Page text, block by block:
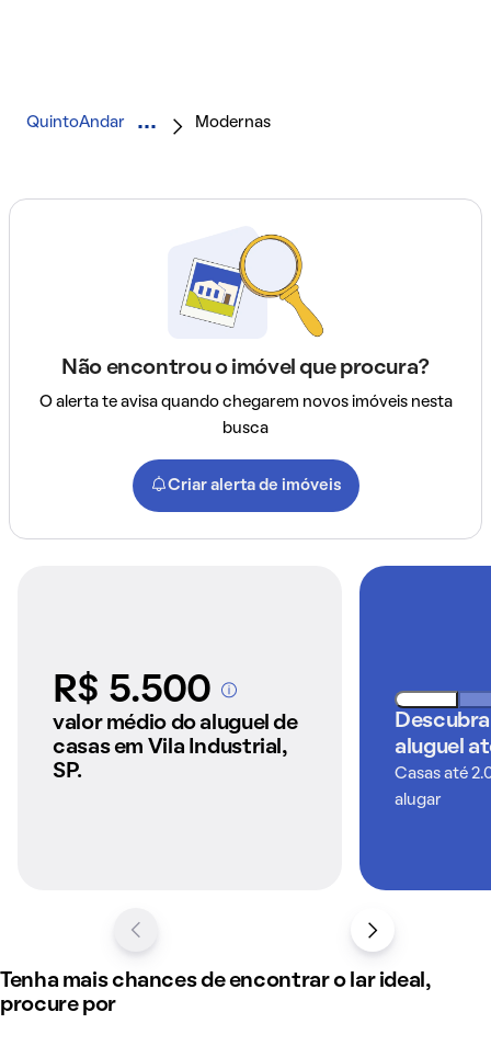
QuintoAndar Modernas
Não encontrou o imóvel que procura?
O alerta te avisa quando chegarem novos imóveis nesta
busca
Criar alerta de imóveis
R$ 5.500A partir dos imóveis
anunciados pelo
QuintoAndar
valor médio do aluguel de
casas em Vila Industrial,
SP.
aluguel
Casas até
alugar
Tenha mais chances de encontrar o lar ideal,
procure por